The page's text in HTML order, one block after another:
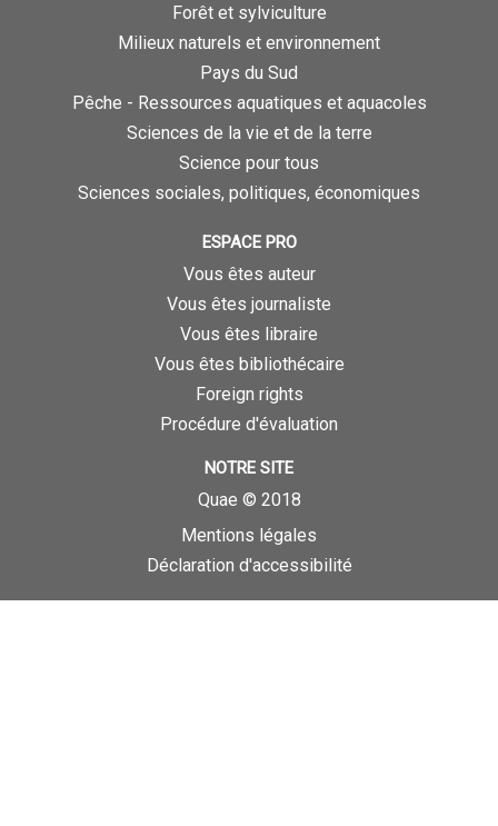
Forêt et sylviculture
Milieux naturels et environnement
Pays du Sud
Pêche - Ressources aquatiques et aquacoles
Sciences de la vie et de la terre
Science pour tous
Sciences sociales, politiques, économiques
ESPACE PRO
Vous êtes auteur
Vous êtes journaliste
Vous êtes libraire
Vous êtes bibliothécaire
Foreign rights
Procédure d'évaluation
NOTRE SITE
Quae © 2018
Mentions légales
Déclaration d'accessibilité